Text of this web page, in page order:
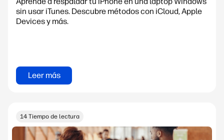
sin usar iTunes. Descubre métodos con iCloud, Apple
Devices y más.
Leer más
14 Tiempo de lectura